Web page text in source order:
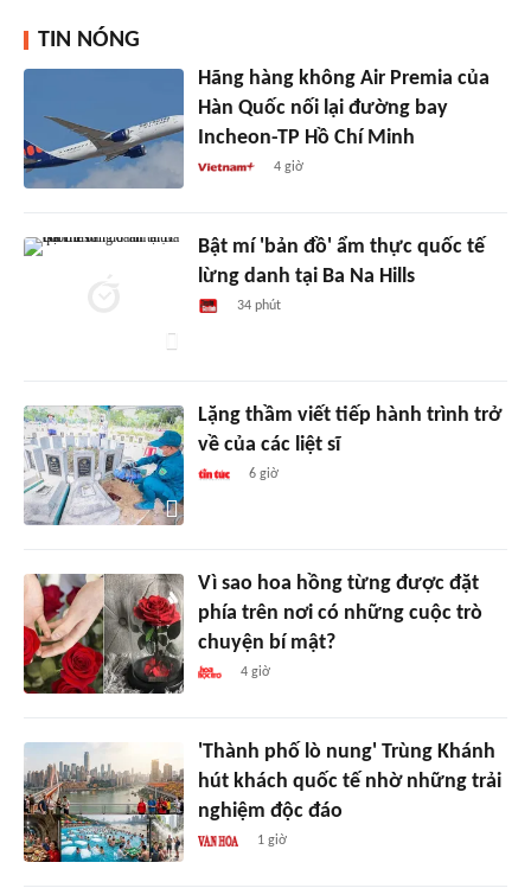
TIN NÓNG
Hãng hàng không Air Premia của
Hàn Quốc nối lại đường bay
Incheon-TP Hồ Chí Minh
4 giờ
Bật mí 'bản đồ' ẩm thực quốc tế
lừng danh tại Ba Na Hills
34 phút
Lặng thầm viết tiếp hành trình trở
về của các liệt sĩ
6 giờ
Vì sao hoa hồng từng được đặt
phía trên nơi có những cuộc trò
chuyện bí mật?
4 giờ
'Thành phố lò nung' Trùng Khánh
hút khách quốc tế nhờ những trải
nghiệm độc đáo
1 giờ